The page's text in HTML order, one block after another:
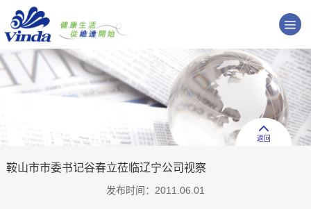
返回
鞍山市市委书记谷春立莅临辽宁公司视察
发布时间：2011.06.01